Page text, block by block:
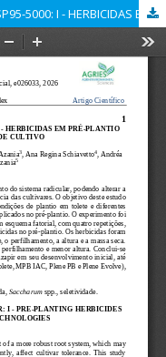
TOLERÂNCIA INICIAL DA CULTIVAR IACSP95-5000: I - HERBICIDAS EM PRÉ-PLANTIO SOB DISTINTAS TECNOLOGIAS DE CULTIVO